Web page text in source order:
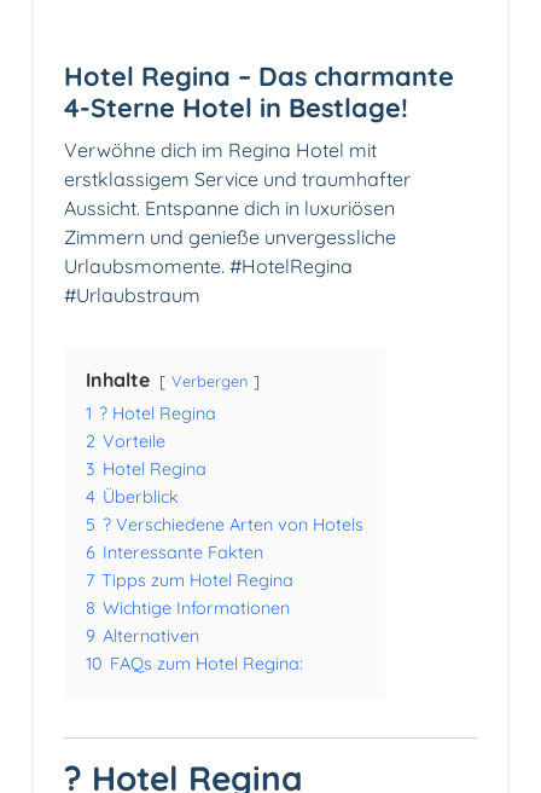
Hotel Regina – Das charmante
4-Sterne Hotel in Bestlage!
Verwöhne dich im Regina Hotel mit
erstklassigem Service und traumhafter
Aussicht. Entspanne dich in luxuriösen
Zimmern und genieße unvergessliche
Urlaubsmomente. #HotelRegina
#Urlaubstraum
Inhalte Verbergen
1 ? Hotel Regina
2 Vorteile
3 Hotel Regina
4 Überblick
5 ? Verschiedene Arten von Hotels
6 Interessante Fakten
7 Tipps zum Hotel Regina
8 Wichtige Informationen
9 Alternativen
10 FAQs zum Hotel Regina:
? Hotel Regina